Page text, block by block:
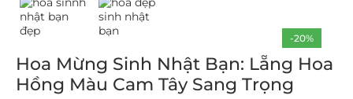
-20%
Hoa Mừng Sinh Nhật Bạn: Lẵng Hoa
Hồng Màu Cam Tây Sang Trọng